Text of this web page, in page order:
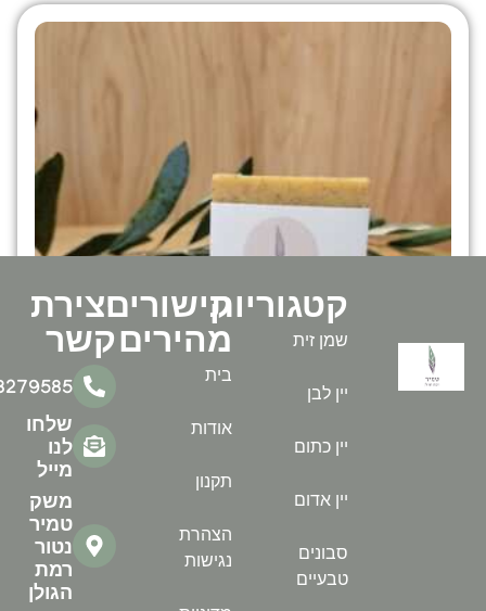
קטגוריות
שמן זית
יין לבן
יין כתום
יין אדום
סבונים
טבעיים
קישורים
מהירים
אודות
הצהרת
נגישות
יצירת
קשר
0538279585
שלחו
לנו
משק
טמיר
נטור
הגולן